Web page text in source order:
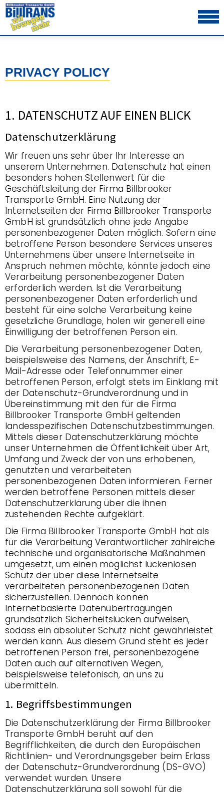
PRIVACY POLICY
1. DATENSCHUTZ AUF EINEN BLICK
Datenschutzerklärung
Wir freuen uns sehr über Ihr Interesse an
unserem Unternehmen. Datenschutz hat einen
besonders hohen Stellenwert für die
Geschäftsleitung der Firma Billbrooker
Transporte GmbH. Eine Nutzung der
Internetseiten der Firma Billbrooker Transporte
GmbH ist grundsätzlich ohne jede Angabe
personenbezogener Daten möglich. Sofern eine
betroffene Person besondere Services unseres
Unternehmens über unsere Internetseite in
Anspruch nehmen möchte, könnte jedoch eine
Verarbeitung personenbezogener Daten
erforderlich werden. Ist die Verarbeitung
personenbezogener Daten erforderlich und
besteht für eine solche Verarbeitung keine
gesetzliche Grundlage, holen wir generell eine
Einwilligung der betroffenen Person ein.
Die Verarbeitung personenbezogener Daten,
beispielsweise des Namens, der Anschrift, E-
Mail-Adresse oder Telefonnummer einer
betroffenen Person, erfolgt stets im Einklang mit
der Datenschutz-Grundverordnung und in
Übereinstimmung mit den für die Firma
Billbrooker Transporte GmbH geltenden
landesspezifischen Datenschutzbestimmungen.
Mittels dieser Datenschutzerklärung möchte
unser Unternehmen die Öffentlichkeit über Art,
Umfang und Zweck der von uns erhobenen,
genutzten und verarbeiteten
personenbezogenen Daten informieren. Ferner
werden betroffene Personen mittels dieser
Datenschutzerklärung über die ihnen
zustehenden Rechte aufgeklärt.
Die Firma Billbrooker Transporte GmbH hat als
für die Verarbeitung Verantwortlicher zahlreiche
technische und organisatorische Maßnahmen
umgesetzt, um einen möglichst lückenlosen
Schutz der über diese Internetseite
verarbeiteten personenbezogenen Daten
sicherzustellen. Dennoch können
Internetbasierte Datenübertragungen
grundsätzlich Sicherheitslücken aufweisen,
sodass ein absoluter Schutz nicht gewährleistet
werden kann. Aus diesem Grund steht es jeder
betroffenen Person frei, personenbezogene
Daten auch auf alternativen Wegen,
beispielsweise telefonisch, an uns zu
übermitteln.
1. Begriffsbestimmungen
Die Datenschutzerklärung der Firma Billbrooker
Transporte GmbH beruht auf den
Begrifflichkeiten, die durch den Europäischen
Richtlinien- und Verordnungsgeber beim Erlass
der Datenschutz-Grundverordnung (DS-GVO)
verwendet wurden. Unsere
Datenschutzerklärung soll sowohl für die